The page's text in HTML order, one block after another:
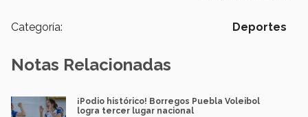
Categoría: Deportes
Notas Relacionadas
¡Podio histórico! Borregos Puebla Voleibol
logra tercer lugar nacional